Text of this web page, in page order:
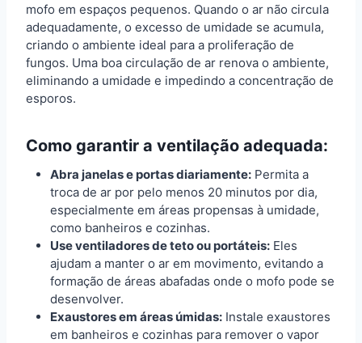
mofo em espaços pequenos. Quando o ar não circula
adequadamente, o excesso de umidade se acumula,
criando o ambiente ideal para a proliferação de
fungos. Uma boa circulação de ar renova o ambiente,
eliminando a umidade e impedindo a concentração de
esporos.
Como garantir a ventilação adequada:
Abra janelas e portas diariamente: Permita a
troca de ar por pelo menos 20 minutos por dia,
especialmente em áreas propensas à umidade,
como banheiros e cozinhas.
Use ventiladores de teto ou portáteis: Eles
ajudam a manter o ar em movimento, evitando a
formação de áreas abafadas onde o mofo pode se
desenvolver.
Exaustores em áreas úmidas: Instale exaustores
em banheiros e cozinhas para remover o vapor